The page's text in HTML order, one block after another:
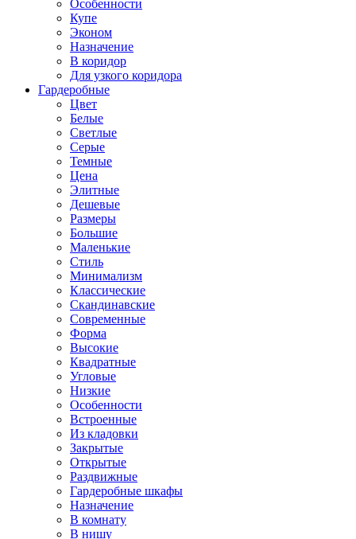
Особенности
Купе
Эконом
Назначение
В коридор
Для узкого коридора
Гардеробные
Цвет
Белые
Светлые
Серые
Темные
Цена
Элитные
Дешевые
Размеры
Большие
Маленькие
Стиль
Минимализм
Классические
Скандинавские
Современные
Форма
Высокие
Квадратные
Угловые
Низкие
Особенности
Встроенные
Из кладовки
Закрытые
Открытые
Раздвижные
Гардеробные шкафы
Назначение
В комнату
В нишу